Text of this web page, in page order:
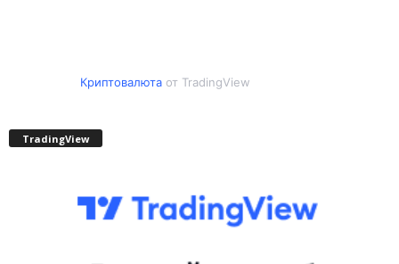
Криптовалютаот TradingView
TradingView